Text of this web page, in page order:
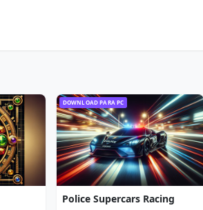
DOWNLOAD PARA PC
Police Supercars Racing